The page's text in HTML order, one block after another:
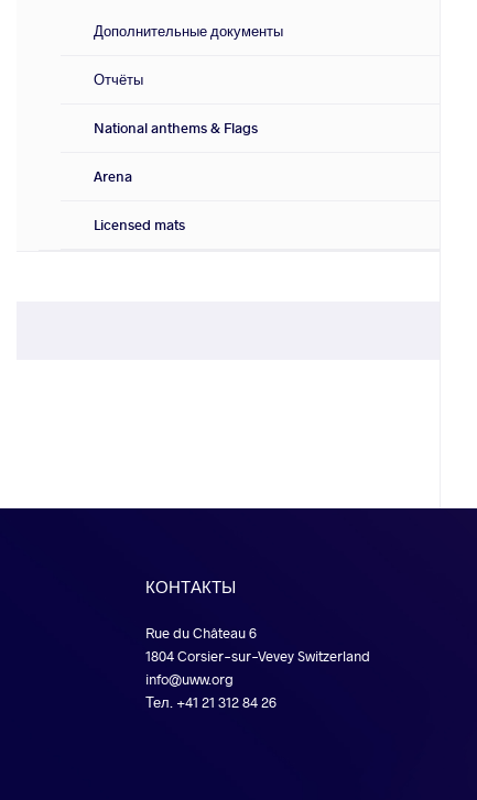
Дополнительные документы
Отчёты
National anthems & Flags
Arena
Licensed mats
КОНТАКТЫ
Rue du Château 6
1804 Corsier-sur-Vevey Switzerland
info@uww.org
Тел. +41 21 312 84 26